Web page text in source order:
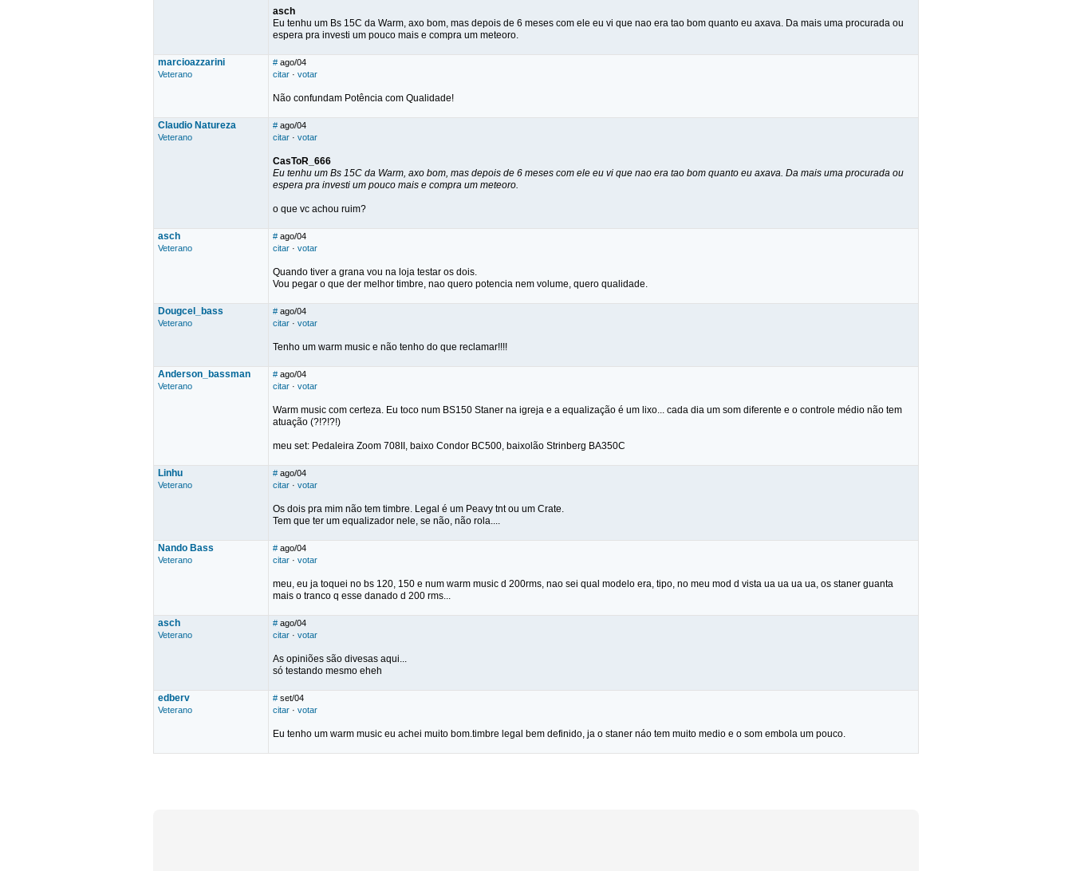
asch
Eu tenhu um Bs 15C da Warm, axo bom, mas depois de 6 meses com ele eu vi que nao era tao bom quanto eu axava. Da mais uma procurada ou
espera pra investi um pouco mais e compra um meteoro.
marcioazzarini
Veterano
# ago/04
citar · votar
Não confundam Potência com Qualidade!
Claudio Natureza
Veterano
# ago/04
citar · votar
CasToR_666
Eu tenhu um Bs 15C da Warm, axo bom, mas depois de 6 meses com ele eu vi que nao era tao bom quanto eu axava. Da mais uma procurada ou
espera pra investi um pouco mais e compra um meteoro.
o que vc achou ruim?
asch
Veterano
# ago/04
citar · votar
Quando tiver a grana vou na loja testar os dois.
Vou pegar o que der melhor timbre, nao quero potencia nem volume, quero qualidade.
Dougcel_bass
Veterano
# ago/04
citar · votar
Tenho um warm music e não tenho do que reclamar!!!!
Anderson_bassman
Veterano
# ago/04
citar · votar
Warm music com certeza. Eu toco num BS150 Staner na igreja e a equalização é um lixo... cada dia um som diferente e o controle médio não tem
atuação (?!?!?!)
meu set: Pedaleira Zoom 708II, baixo Condor BC500, baixolão Strinberg BA350C
Linhu
Veterano
# ago/04
citar · votar
Os dois pra mim não tem timbre. Legal é um Peavy tnt ou um Crate.
Tem que ter um equalizador nele, se não, não rola....
Nando Bass
Veterano
# ago/04
citar · votar
meu, eu ja toquei no bs 120, 150 e num warm music d 200rms, nao sei qual modelo era, tipo, no meu mod d vista ua ua ua ua, os staner guanta
mais o tranco q esse danado d 200 rms...
asch
Veterano
# ago/04
citar · votar
As opiniões são divesas aqui...
só testando mesmo eheh
edberv
Veterano
# set/04
citar · votar
Eu tenho um warm music eu achei muito bom.timbre legal bem definido, ja o staner náo tem muito medio e o som embola um pouco.